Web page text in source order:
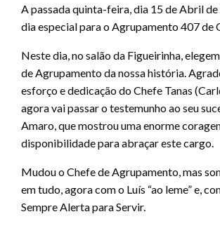
A passada quinta-feira, dia 15 de Abril
dia especial para o Agrupamento 407 de
Neste dia, no salão da Figueirinha,
de Agrupamento da nossa história.
esforço e dedicação do Chefe Tanas
agora vai passar o testemunho ao seu
Amaro, que mostrou uma enorme
disponibilidade para abraçar este cargo.
Mudou o Chefe de Agrupamento, mas
em tudo, agora com o Luís “ao leme” e,
Sempre Alerta para Servir.